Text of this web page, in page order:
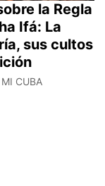
la Regla
Ifá: La
sus cultos
CUBA